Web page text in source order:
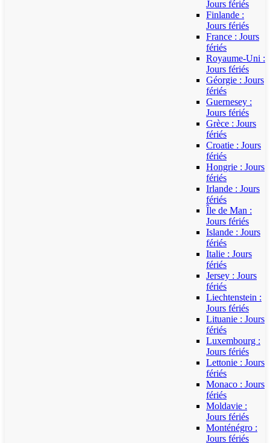
Jours fériés
Finlande :
Jours fériés
France : Jours
fériés
Royaume-Uni :
Jours fériés
Géorgie : Jours
fériés
Guernesey :
Jours fériés
Grèce : Jours
fériés
Croatie : Jours
fériés
Hongrie : Jours
fériés
Irlande : Jours
fériés
Île de Man :
Jours fériés
Islande : Jours
fériés
Italie : Jours
fériés
Jersey : Jours
fériés
Liechtenstein :
Jours fériés
Lituanie : Jours
fériés
Luxembourg :
Jours fériés
Lettonie : Jours
fériés
Monaco : Jours
fériés
Moldavie :
Jours fériés
Monténégro :
Jours fériés